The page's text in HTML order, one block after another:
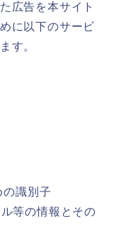
広告を本サイト
に以下のサービ
す。
の識別子
等の情報とその